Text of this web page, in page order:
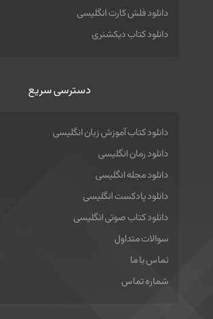
دانلود فلش کارت انگلیسی
دانلود کتاب دیکشنری
دسترسی سریع
دانلود کتاب آموزش زبان انگلیسی
دانلود رمان انگلیسی
دانلود مجله انگلیسی
دانلود پادکست انگلیسی
دانلود کتاب صوتی انگلیسی
سوالات متداول
تماس با ما
شماره تماس